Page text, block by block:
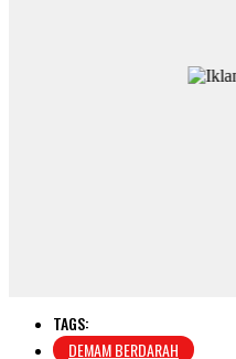
TAGS:
DEMAM BERDARAH